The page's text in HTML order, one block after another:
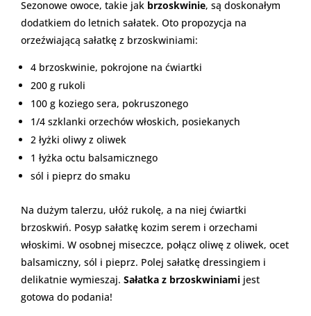
Sezonowe owoce, takie jak brzoskwinie, są doskonałym
dodatkiem do letnich sałatek. Oto propozycja na
orzeźwiającą sałatkę z brzoskwiniami:
4 brzoskwinie, pokrojone na ćwiartki
200 g rukoli
100 g koziego sera, pokruszonego
1/4 szklanki orzechów włoskich, posiekanych
2 łyżki oliwy z oliwek
1 łyżka octu balsamicznego
sól i pieprz do smaku
Na dużym talerzu, ułóż rukolę, a na niej ćwiartki
brzoskwiń. Posyp sałatkę kozim serem i orzechami
włoskimi. W osobnej miseczce, połącz oliwę z oliwek, ocet
balsamiczny, sól i pieprz. Polej sałatkę dressingiem i
delikatnie wymieszaj. Sałatka z brzoskwiniami jest
gotowa do podania!